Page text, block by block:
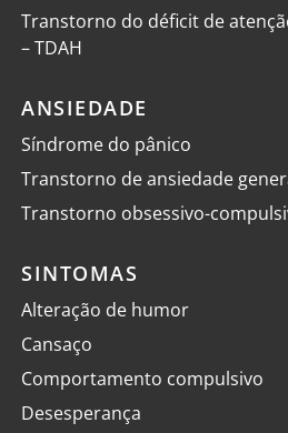
Transtorno do déficit de
– TDAH
ANSIEDADE
Síndrome do pânico
Transtorno de ansiedade
Transtorno obsessivo-
SINTOMAS
Alteração de humor
Cansaço
Comportamento compulsivo
Desesperança